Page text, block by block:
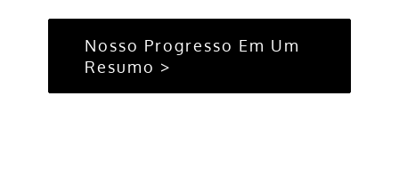
Nosso Progresso Em Um
Resumo >